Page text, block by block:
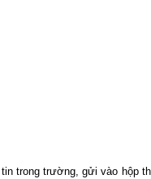
trong trường, gửi vào hộp